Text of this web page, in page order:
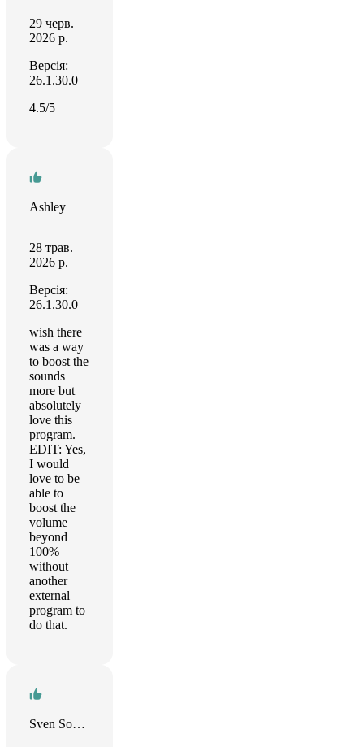
29 черв.
2026 р.
Версія:
26.1.30.0
4.5/5
Ashley
28 трав.
2026 р.
Версія:
26.1.30.0
wish there
was a way
to boost the
sounds
more but
absolutely
love this
program.
EDIT: Yes,
I would
love to be
able to
boost the
volume
beyond
100%
without
another
external
program to
do that.
Sven Sohrweide